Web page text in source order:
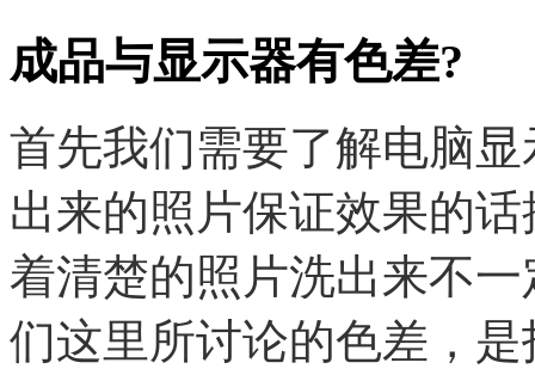
成品与显示器有色差?
首先我们需要了解电脑
出来的照片保证效果的
着清楚的照片洗出来不
们这里所讨论的色差，